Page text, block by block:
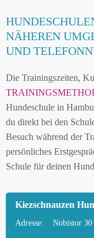
NÄHEREN
UND
Die Trainingszeiten,
Hundeschule in
du direkt bei den
Besuch während der
persönliches
Schule für deinen
Kiezschnauzen
Adresse: Nobistor 30